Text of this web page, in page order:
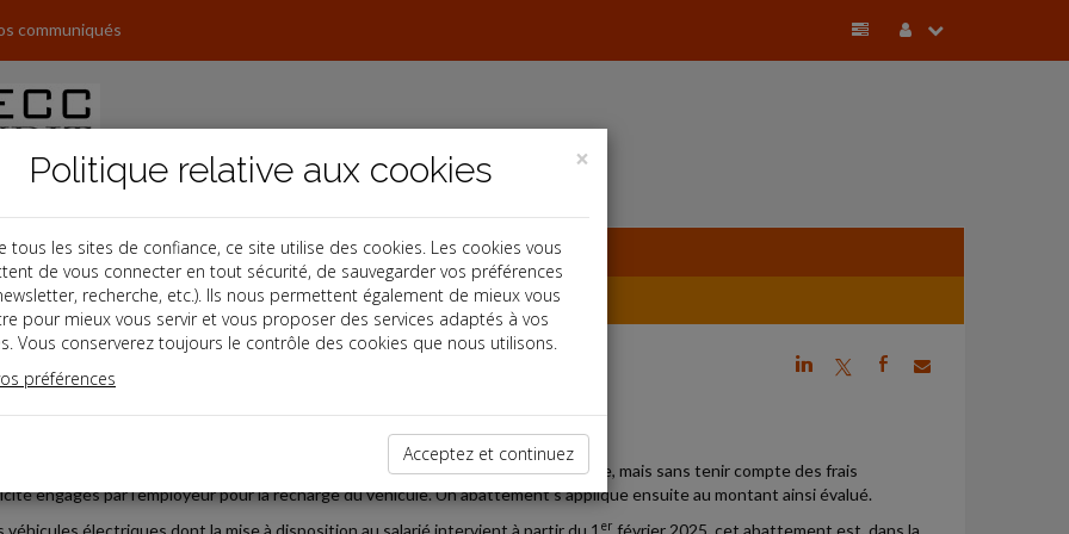
communiqués
j a b
05-29
DE L'AVANTAGE EN NATURE VÉHICULE ÉLECTRIQUE
en nature « véhicule électrique » est évalué comme pour un véhicule thermique, mais sans tenir compte des frais
engagés par l'employeur pour la recharge du véhicule. Un abattement s'applique ensuite au montant ainsi évalué.
véhicules électriques dont la mise à disposition au salarié intervient à partir du 1 er février 2025, cet abattement est, dans la
×
Politique relative aux cookies
tous les sites de confiance, ce site utilise des cookies. Les cookies vous
de vous connecter en tout sécurité, de sauvegarder vos préférences
recherche, etc.). Ils nous permettent également de mieux vous
pour mieux vous servir et vous proposer des services adaptés à vos
Vous conserverez toujours le contrôle des cookies que nous utilisons.
préférences
Acceptez et continuez